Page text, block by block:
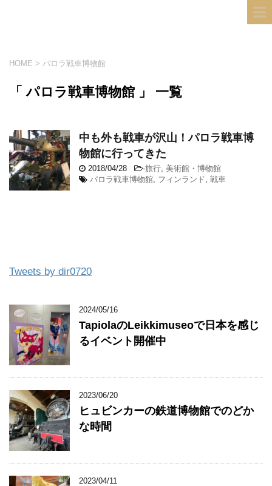
HOME > パロラ戦車博物館
「 パロラ戦車博物館 」 一覧
中も外も戦車が沢山！パロラ戦車博
物館に行ってきた
2018/04/28 -旅行 美術館・博物館
パロラ戦車博物館 フィンランド 戦車
Tweets by dir0720
2024/05/16
TapiolaのLeikkimuseoで日本を感じ
るイベント開催中
2023/06/20
ヒュビンカーの鉄道博物館でのどか
な時間
2023/04/11